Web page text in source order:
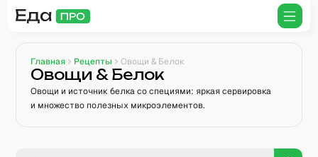
Главная Рецепты Овощи & Белок
Овощи & Белок
Овощи и источник белка со специями: яркая сервировка
и множество полезных микроэлементов.